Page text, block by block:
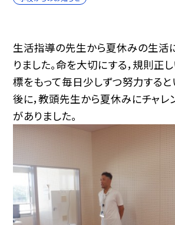
生活指導の先生から夏休みの生活
りました。命を大切にする，規則正
標をもって毎日少しずつ努力すると
後に，教頭先生から夏休みにチャレ
がありました。